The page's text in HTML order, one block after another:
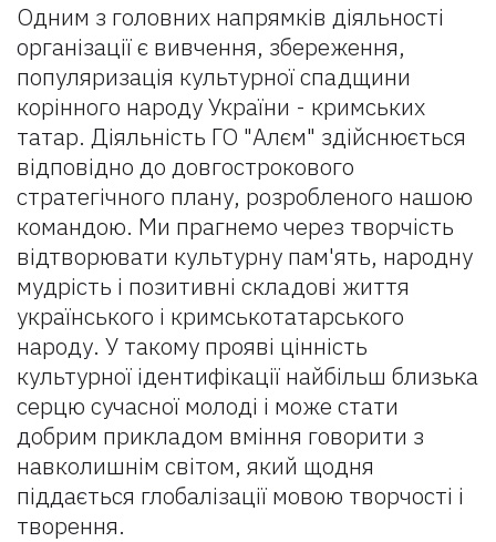
Одним з головних напрямків діяльності
організації є вивчення, збереження,
популяризація культурної спадщини
корінного народу України - кримських
татар. Діяльність ГО "Алєм" здійснюється
відповідно до довгострокового
стратегічного плану, розробленого нашою
командою. Ми прагнемо через творчість
відтворювати культурну пам'ять, народну
мудрість і позитивні складові життя
українського і кримськотатарського
народу. У такому прояві цінність
культурної ідентифікації найбільш близька
серцю сучасної молоді і може стати
добрим прикладом вміння говорити з
навколишнім світом, який щодня
піддається глобалізації мовою творчості і
творення.